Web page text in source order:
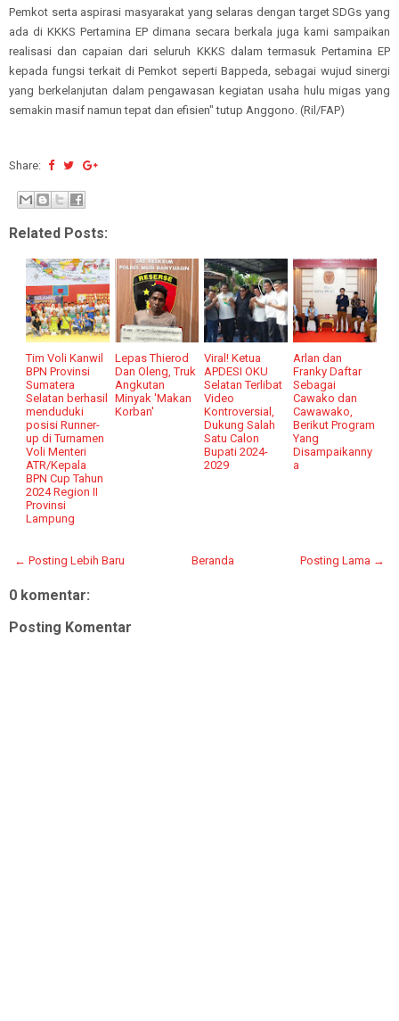
Pemkot serta aspirasi masyarakat yang selaras dengan target SDGs yang
ada di KKKS Pertamina EP dimana secara berkala juga kami sampaikan
realisasi dan capaian dari seluruh KKKS dalam termasuk Pertamina EP
kepada fungsi terkait di Pemkot seperti Bappeda, sebagai wujud sinergi
yang berkelanjutan dalam pengawasan kegiatan usaha hulu migas yang
semakin masif namun tepat dan efisien" tutup Anggono. (Ril/FAP)
Share:
Related Posts:
Tim Voli Kanwil
BPN Provinsi
Sumatera
Selatan berhasil
menduduki
posisi Runner-
up di Turnamen
Voli Menteri
ATR/Kepala
BPN Cup Tahun
2024 Region II
Provinsi
Lampung
Lepas Thierod
Dan Oleng, Truk
Angkutan
Minyak 'Makan
Korban'
Viral! Ketua
APDESI OKU
Selatan Terlibat
Video
Kontroversial,
Dukung Salah
Satu Calon
Bupati 2024-
2029
Arlan dan
Franky Daftar
Sebagai
Cawako dan
Cawawako,
Berikut Program
Yang
Disampaikanny
a
← Posting Lebih Baru Posting Lama →
Beranda
0 komentar:
Posting Komentar